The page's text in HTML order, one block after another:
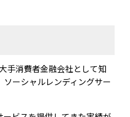
手消費者金融会社として知
ーシャルレンディングサー